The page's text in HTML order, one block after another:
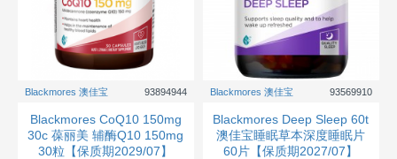
Blackmores 澳佳宝 93894944
Blackmores CoQ10 150mg
30c 葆丽美 辅酶Q10 150mg
30粒【保质期2029/07】
Blackmores 澳佳宝 93569910
Blackmores Deep Sleep 60t
澳佳宝睡眠草本深度睡眠片
60片【保质期2027/07】